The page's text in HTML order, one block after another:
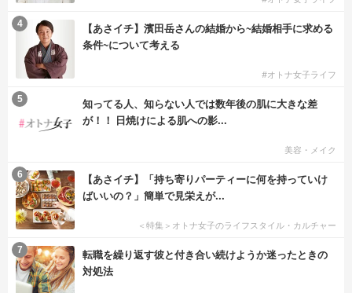
【あさイチ】濱田岳さんの結婚から~結婚相手に求める
条件~について考える
#オトナ女子ライフ
4
知ってる人、知らない人では数年後の肌に大きな差
が！！ 日焼けによる肌への影...
美容・メイク
5
【あさイチ】「持ち寄りパーティーに何を持っていけ
ばいいの？」簡単で見栄えが...
＜特集＞オトナ女子のライフスタイル・カルチャー
6
転職を繰り返す彼と付き合い続けようか迷ったときの
対処法
7